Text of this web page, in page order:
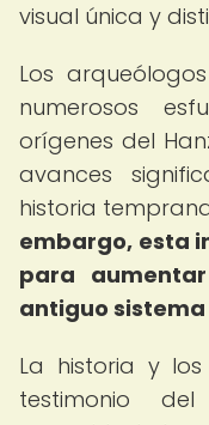
visual única y
Los
numerosos
orígenes del
avances
historia
embargo, esta
para
antiguo
La historia y
testimonio